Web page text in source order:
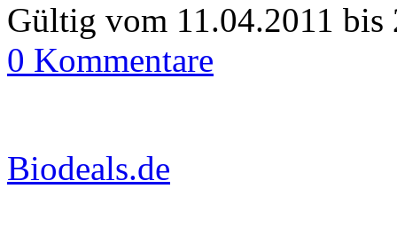
Gültig vom 11.04.2011 bis
0 Kommentare
Biodeals.de